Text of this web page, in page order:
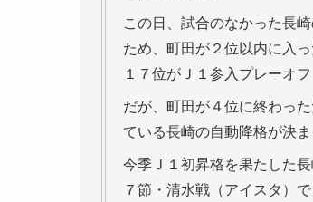
この日、試合のなかった長
ため、町田が２位以内に入
１７位がＪ１参入プレーオ
だが、町田が４位に終わっ
ている長崎の自動降格が決ま
今季Ｊ１初昇格を果たした
７節・清水戦（アイスタ）